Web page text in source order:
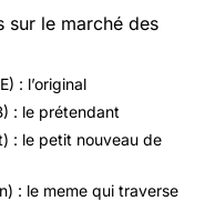
sur le marché des
: l’original
: le prétendant
: le petit nouveau de
: le meme qui traverse